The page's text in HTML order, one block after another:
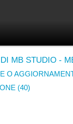
MB STUDIO -
O
(40)